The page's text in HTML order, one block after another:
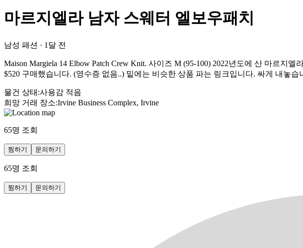
마르지엘라 남자 스웨터 엘보우패치
남성 패션 · 1달 전
Maison Margiela 14 Elbow Patch Crew Knit. 사이즈 M (95-100) 2022년도에 산 마르
$520 구매했습니다. (영수증 없음..) 밑에는 비슷한 상품 파는 링크입니다. 싸게 내놓습
물건 상태 :사용감 적음
희망 거래 장소:Irvine Business Complex, Irvine
65명 조회
찜하기 문의하기
65명 조회
찜하기 문의하기